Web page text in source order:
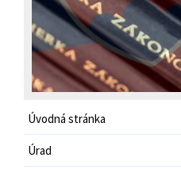
Úvodná stránka
Úrad